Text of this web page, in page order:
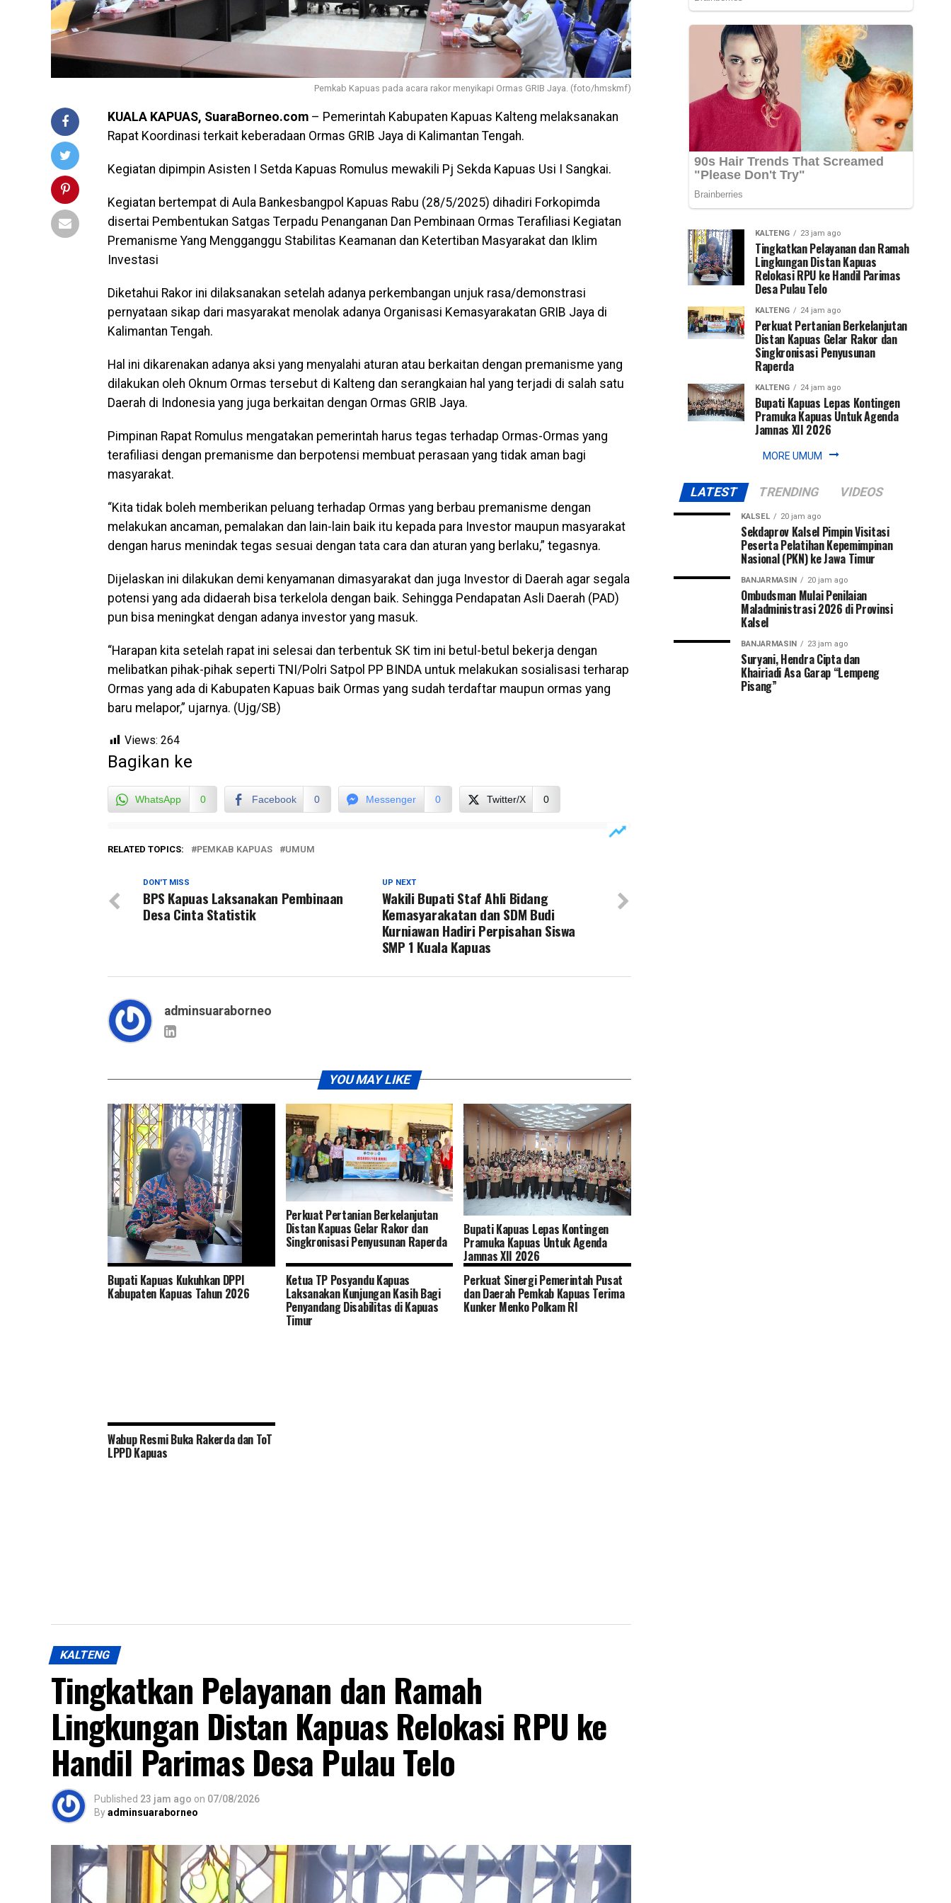
Pemkab Kapuas pada acara rakor menyikapi Ormas GRIB Jaya. (foto/hmskmf)
KUALA KAPUAS, SuaraBorneo.com – Pemerintah Kabupaten Kapuas Kalteng melaksanakan
Rapat Koordinasi terkait keberadaan Ormas GRIB Jaya di Kalimantan Tengah.
Kegiatan dipimpin Asisten I Setda Kapuas Romulus mewakili Pj Sekda Kapuas Usi I Sangkai.
Kegiatan bertempat di Aula Bankesbangpol Kapuas Rabu (28/5/2025) dihadiri Forkopimda
disertai Pembentukan Satgas Terpadu Penanganan Dan Pembinaan Ormas Terafiliasi Kegiatan
Premanisme Yang Mengganggu Stabilitas Keamanan dan Ketertiban Masyarakat dan Iklim
Investasi
Diketahui Rakor ini dilaksanakan setelah adanya perkembangan unjuk rasa/demonstrasi
pernyataan sikap dari masyarakat menolak adanya Organisasi Kemasyarakatan GRIB Jaya di
Kalimantan Tengah.
Hal ini dikarenakan adanya aksi yang menyalahi aturan atau berkaitan dengan premanisme yang
dilakukan oleh Oknum Ormas tersebut di Kalteng dan serangkaian hal yang terjadi di salah satu
Daerah di Indonesia yang juga berkaitan dengan Ormas GRIB Jaya.
Pimpinan Rapat Romulus mengatakan pemerintah harus tegas terhadap Ormas-Ormas yang
terafiliasi dengan premanisme dan berpotensi membuat perasaan yang tidak aman bagi
masyarakat.
“Kita tidak boleh memberikan peluang terhadap Ormas yang berbau premanisme dengan
melakukan ancaman, pemalakan dan lain-lain baik itu kepada para Investor maupun masyarakat
dengan harus menindak tegas sesuai dengan tata cara dan aturan yang berlaku,” tegasnya.
Dijelaskan ini dilakukan demi kenyamanan dimasyarakat dan juga Investor di Daerah agar segala
potensi yang ada didaerah bisa terkelola dengan baik. Sehingga Pendapatan Asli Daerah (PAD)
pun bisa meningkat dengan adanya investor yang masuk.
“Harapan kita setelah rapat ini selesai dan terbentuk SK tim ini betul-betul bekerja dengan
melibatkan pihak-pihak seperti TNI/Polri Satpol PP BINDA untuk melakukan sosialisasi terharap
Ormas yang ada di Kabupaten Kapuas baik Ormas yang sudah terdaftar maupun ormas yang
baru melapor,” ujarnya. (Ujg/SB)
Views: 264
Bagikan ke
WhatsApp 0 Facebook 0 Messenger 0 Twitter/X 0
RELATED TOPICS: PEMKAB KAPUAS UMUM
UP NEXT
Wakili Bupati Staf Ahli Bidang
Kemasyarakatan dan SDM Budi
Kurniawan Hadiri Perpisahan Siswa
SMP 1 Kuala Kapuas
DON'T MISS
BPS Kapuas Laksanakan Pembinaan
Desa Cinta Statistik
adminsuaraborneo
YOU MAY LIKE
Tingkatkan Pelayanan dan Ramah
Lingkungan Distan Kapuas Relokasi
Perkuat Pertanian Berkelanjutan
Distan Kapuas Gelar Rakor dan
Singkronisasi Penyusunan Raperda
Bupati Kapuas Lepas Kontingen
Pramuka Kapuas Untuk Agenda
Jamnas XII 2026
Bupati Kapuas Kukuhkan DPPI
Kabupaten Kapuas Tahun 2026
Ketua TP Posyandu Kapuas
Laksanakan Kunjungan Kasih Bagi
Penyandang Disabilitas di Kapuas
Timur
Perkuat Sinergi Pemerintah Pusat
dan Daerah Pemkab Kapuas Terima
Kunker Menko Polkam RI
Wabup Resmi Buka Rakerda dan ToT
LPPD Kapuas
KALTENG
Tingkatkan Pelayanan dan Ramah
Lingkungan Distan Kapuas Relokasi RPU ke
Handil Parimas Desa Pulau Telo
Published 23 jam ago on 07/08/2026
Byadminsuaraborneo
Kepemimpinan
Nasional
(PKN)
ke
Jawa
Timur
Provinsi
Kalsel,
Muhammad
Syarifuddin
mendampingi
peserta
Pelatihan
Kepemimpinan...
KALTENG 23 jam ago
Tingkatkan Pelayanan dan Ramah
Lingkungan Distan Kapuas
Relokasi RPU ke Handil Parimas
Desa Pulau Telo
KALTENG 24 jam ago
Perkuat Pertanian Berkelanjutan
Distan Kapuas Gelar Rakor dan
Singkronisasi Penyusunan
Raperda
KALTENG 24 jam ago
Bupati Kapuas Lepas Kontingen
Pramuka Kapuas Untuk Agenda
Jamnas XII 2026
MORE UMUM
LATEST TRENDING VIDEOS
KALSEL 20 jam ago
Sekdaprov Kalsel Pimpin Visitasi
Peserta Pelatihan Kepemimpinan
Nasional (PKN) ke Jawa Timur
BANJARMASIN 20 jam ago
Ombudsman Mulai Penilaian
Maladministrasi 2026 di Provinsi
Kalsel
BANJARMASIN 23 jam ago
Suryani, Hendra Cipta dan
Khairiadi Asa Garap “Lempeng
Pisang”